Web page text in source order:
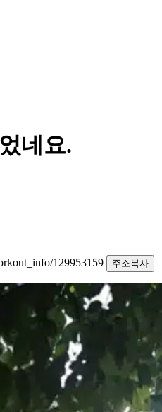
네요.
129953159
주소복사